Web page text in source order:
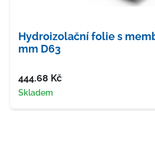
Hydroizolační folie s
mm D63
Cena
444.68 Kč
Dostupnost
Skladem